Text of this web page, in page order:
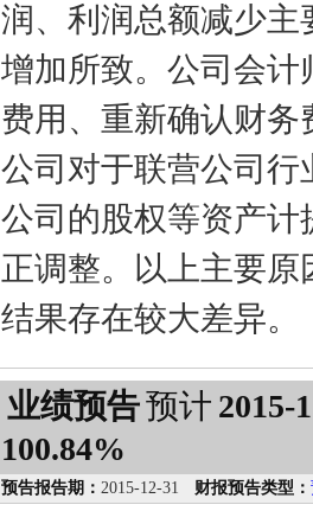
润、利润总额减少
增加所致。公司会
费用、重新确认财
公司对于联营公司
公司的股权等资产
正调整。以上主要
结果存在较大差异。
业绩预告预计 2015-
100.84%
预告报告期： 2015-12-31 财报预告类型：